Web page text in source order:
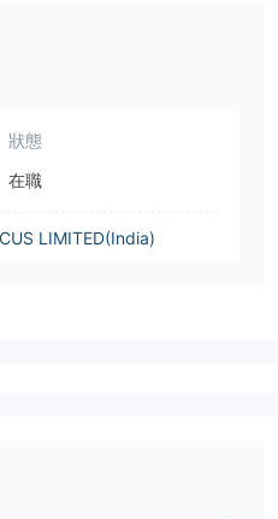
狀態
在職
LIMITED(India)